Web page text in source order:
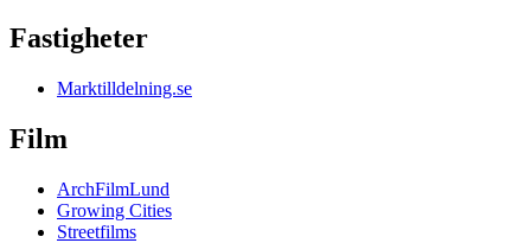
Fastigheter
Marktilldelning.se
Film
ArchFilmLund
Growing Cities
Streetfilms